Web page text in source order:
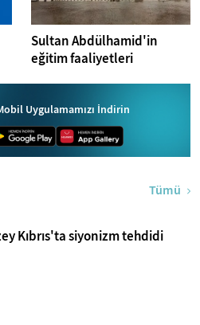
Sultan Abdülhamid'in
eğitim faaliyetleri
Uygulamamızı İndirin
Tümü
Kıbrıs'ta siyonizm tehdidi